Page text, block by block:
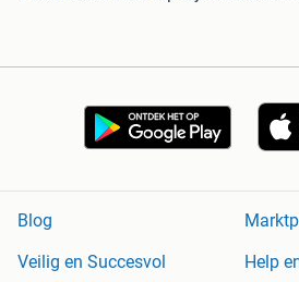
Blog
Veilig en Succesvol
Help